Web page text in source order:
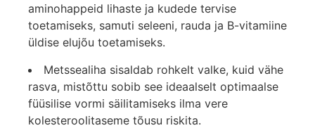
aminohappeid lihaste ja kudede tervise
toetamiseks, samuti seleeni, rauda ja B-vitamiine
üldise elujõu toetamiseks.
Metssealiha sisaldab rohkelt valke, kuid vähe
rasva, mistõttu sobib see ideaalselt optimaalse
füüsilise vormi säilitamiseks ilma vere
kolesteroolitaseme tõusu riskita.